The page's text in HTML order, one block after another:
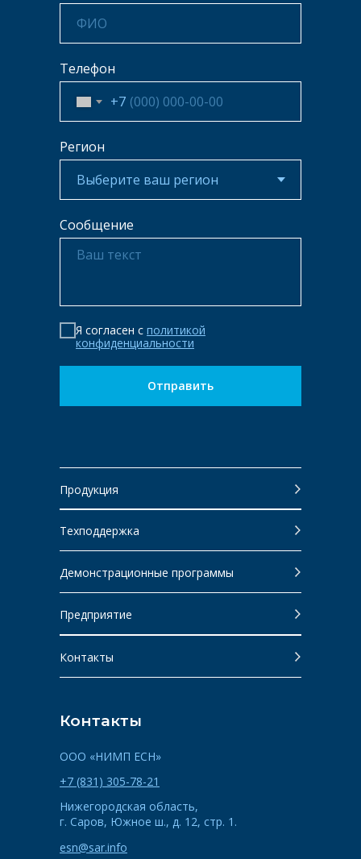
Телефон
+7
Регион
Сообщение
Я согласен с политикой
конфиденциальности
Отправить
Контакты
ООО «НИМП ЕСН»
+7 (831) 305-78-21
Нижегородская область,
г. Саров, Южное ш., д. 12, стр. 1.
esn@sar.info
Продукция
Техподдержка
Демонстрационные программы
Предприятие
Контакты